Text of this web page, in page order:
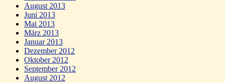
August 2013
Juni 2013
Mai 2013
März 2013
Januar 2013
Dezember 2012
Oktober 2012
September 2012
August 2012